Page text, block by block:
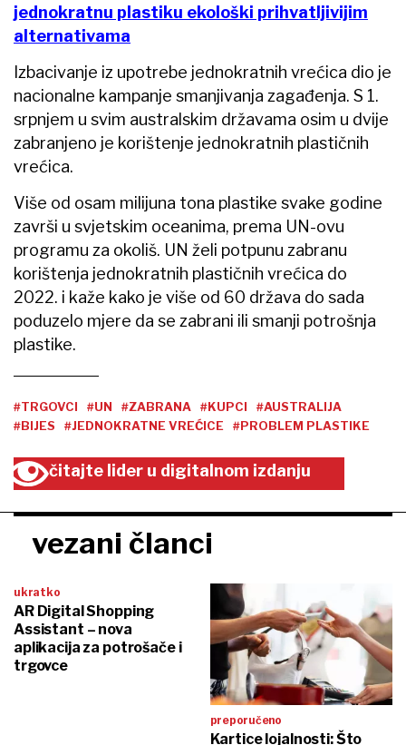
jednokratnu plastiku ekološki prihvatljivijim
alternativama
Izbacivanje iz upotrebe jednokratnih vrećica dio je
nacionalne kampanje smanjivanja zagađenja. S 1.
srpnjem u svim australskim državama osim u dvije
zabranjeno je korištenje jednokratnih plastičnih
vrećica.
Više od osam milijuna tona plastike svake godine
završi u svjetskim oceanima, prema UN-ovu
programu za okoliš. UN želi potpunu zabranu
korištenja jednokratnih plastičnih vrećica do
2022. i kaže kako je više od 60 država do sada
poduzelo mjere da se zabrani ili smanji potrošnja
plastike.
#TRGOVCI #UN #ZABRANA #KUPCI
#AUSTRALIJA
#BIJES
#JEDNOKRATNE VREĆICE #PROBLEM PLASTIKE
čitajte lider u digitalnom izdanju
vezani članci
ukratko
AR Digital Shopping
Assistant – nova
aplikacija za potrošače i
trgovce
preporučeno
Kartice lojalnosti: Što